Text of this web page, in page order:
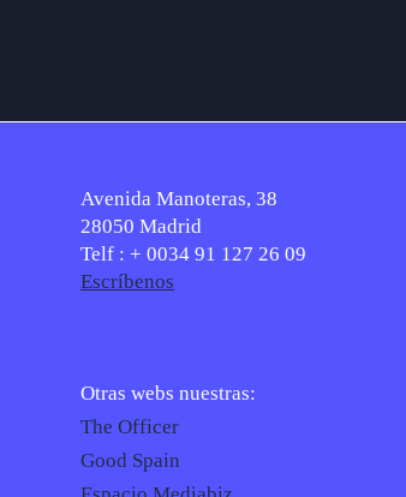
Avenida Manoteras, 38
28050 Madrid
Telf : + 0034 91 127 26 09
Escríbenos
Otras webs nuestras:
The Officer
Good Spain